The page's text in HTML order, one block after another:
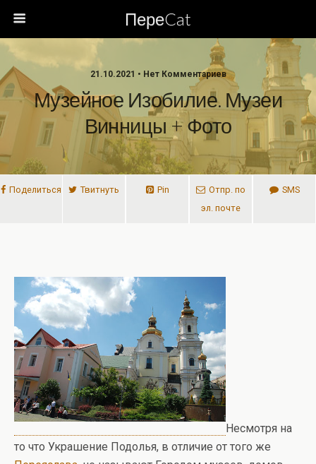
ПереCat
21.10.2021 • Нет Комментариев
Музейное Изобилие. Музеи
Винницы + Фото
Поделиться Твитнуть Pin
Отпр. по
эл. почте
SMS
Несмотря на
то что Украшение Подолья, в отличие от того же